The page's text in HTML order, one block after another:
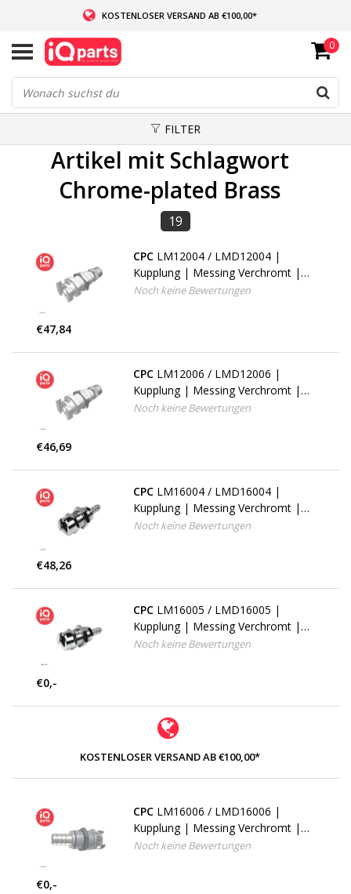
KOSTENLOSER VERSAND AB €100,00*
WENN AUF LAGER: VOR 14:00 UHR BESTELLT, VERSAND AM SELBEN TAG
WELTWEITE LIEFERUNG
0
FILTER
Artikel mit Schlagwort
Chrome-plated Brass
19
CPC LM12004 / LMD12004 |
Kupplung | Messing Verchromt |
PTF Klemmring 6,4 AD / 4,3 mm ID
Noch keine Bewertungen
€47,84
CPC LM12006 / LMD12006 |
Kupplung | Messing Verchromt |
PTF Klemmring 9.5 AD / 6.4 mm ID
Noch keine Bewertungen
€46,69
CPC LM16004 / LMD16004 |
Kupplung | Messing Verchromt |
6.4 mm Schlauchanschluß | Multi-
Noch keine Bewertungen
€48,26
CPC LM16005 / LMD16005 |
Kupplung | Messing Verchromt |
7.9 mm Schlauchanschluß | Multi-
Noch keine Bewertungen
€0,-
KOSTENLOSER VERSAND AB €100,00*
CPC LM16006 / LMD16006 |
Kupplung | Messing Verchromt |
9.5 mm Schlauchanschluß | Multi-
Noch keine Bewertungen
€0,-